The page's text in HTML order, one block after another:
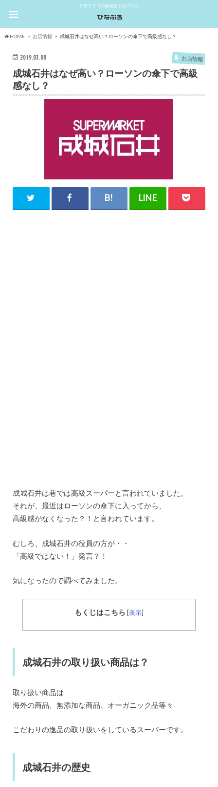
子育てママの情報まとめブログ
HOME お店情報 成城石井はなぜ高い？ローソンの傘下で高級感なし？
2019.03.08 お店情報
成城石井はなぜ高い？ローソンの傘下で高級
感なし？
成城石井は巷では高級スーパーと言われていました。
それが、最近はローソンの傘下に入ってから、
高級感がなくなった？！と言われています。
むしろ、成城石井の役員の方が・・
「高級ではない！」発言？！
気になったので調べてみました。
もくじはこちら [表示]
成城石井の取り扱い商品は？
取り扱い商品は
海外の商品、無添加な商品、オーガニック品等々
こだわりの逸品の取り扱いをしているスーパーです。
成城石井の歴史